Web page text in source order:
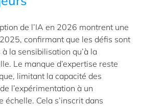
de l’IA en 2026 montrent une
confirmant que les défis sont
la sensibilisation qu’à la
Le manque d’expertise reste
limitant la capacité des
l’expérimentation à un
Cela s’inscrit dans